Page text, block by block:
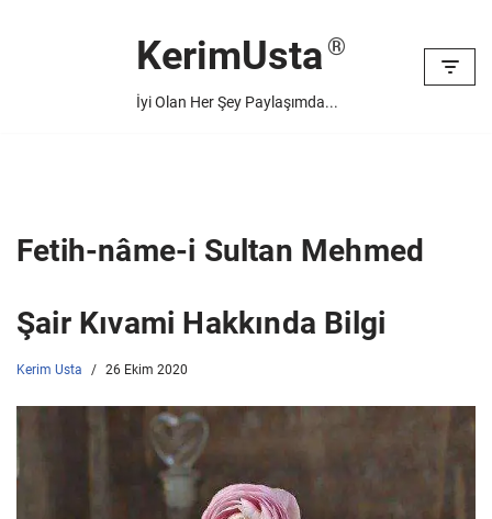
KerimUsta
İyi Olan Her Şey Paylaşımda...
Fetih-nâme-i Sultan Mehmed
Şair Kıvami Hakkında Bilgi
Kerim Usta 26 Ekim 2020